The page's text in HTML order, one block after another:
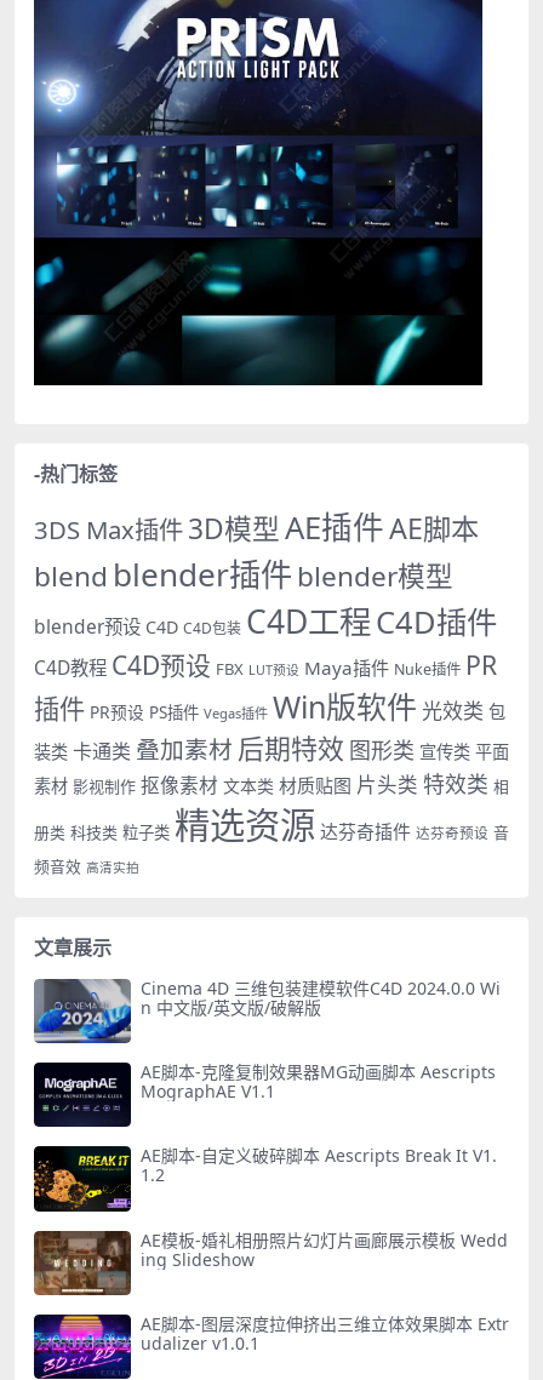
-热门标签
3DS Max插件3D模型AE插件AE脚本
blend blender插件 blender模型
blender预设 C4D C4D包装 C4D工程C4D插件
C4D教程 C4D预设 FBX LUT预设 Maya插件 Nuke插件 PR
插件 PR预设 PS插件 Vegas插件 Win版软件 光效类 包
装类 卡通类 叠加素材 后期特效 图形类 宣传类 平面
素材 影视制作 抠像素材 文本类 材质贴图 片头类 特效类 相
册类 科技类 粒子类 精选资源 达芬奇插件 达芬奇预设 音
频音效 高清实拍
文章展示
Cinema 4D 三维包装建模软件C4D 2024.0.0 Wi
n 中文版/英文版/破解版
AE脚本-克隆复制效果器MG动画脚本 Aescripts
MographAE V1.1
AE脚本-自定义破碎脚本 Aescripts Break It V1.
1.2
AE模板-婚礼相册照片幻灯片画廊展示模板 Wedd
ing Slideshow
AE脚本-图层深度拉伸挤出三维立体效果脚本 Extr
udalizer v1.0.1